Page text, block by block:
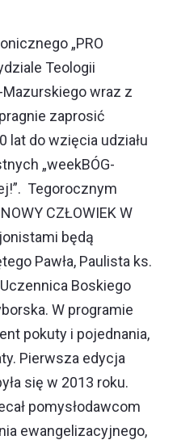
„PRO
Teologii
wraz z
zaprosić
do wzięcia udziału
„weekBÓG-
Tegorocznym
CZŁOWIEK W
będą
Pawła, Paulista ks.
Boskiego
W programie
pokuty i pojednania,
Pierwsza edycja
się w 2013 roku.
pomysłodawcom
ewangelizacyjnego,